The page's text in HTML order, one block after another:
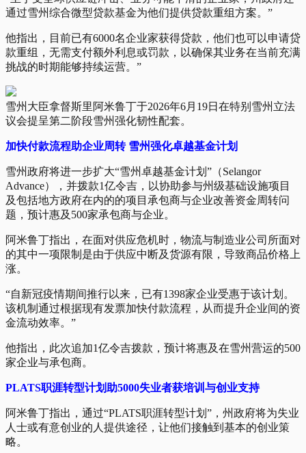
通过雪州综合微型贷款基金为他们提供贷款重组方案。”
他指出，目前已有6000名企业家获得贷款，他们也可以申请贷
款重组，无需支付额外利息或罚款，以确保其业务在当前充满
挑战的时期能够持续运营。”
雪州大臣拿督斯里阿米鲁丁于2026年6月19日在特别雪州立法
议会提呈第二阶段雪州强化韧性配套。
加快付款流程助企业周转 雪州强化卓越基金计划
雪州政府将进一步扩大“雪州卓越基金计划”（Selangor
Advance），并拨款1亿令吉，以协助参与州级基础设施项目
及包括地方政府在内的的项目承包商与企业改善资金周转问
题，预计惠及500家承包商与企业。
阿米鲁丁指出，在面对供应危机时，物流与制造业公司所面对
的其中一项限制是由于供应中断及货源有限，导致商品价格上
涨。
“自新冠疫情期间推行以来，已有1398家企业受惠于该计划。
该机制通过根据现有发票加快付款流程，从而提升企业间的资
金流动效率。”
他指出，此次追加1亿令吉拨款，预计将惠及在雪州营运的500
家企业与承包商。
PLATS职涯转型计划助5000失业者获培训与创业支持
阿米鲁丁指出，通过“PLATS职涯转型计划”，州政府将为失业
人士或有意创业的人提供途径，让他们接触到基本的创业策
略。